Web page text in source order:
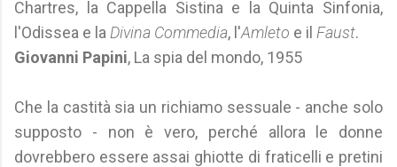
Chartres, la Cappella Sistina e la Quinta Sinfonia,
l'Odissea e la Divina Commedia, l'Amleto e il Faust.
Giovanni Papini, La spia del mondo, 1955
Che la castità sia un richiamo sessuale - anche solo
supposto - non è vero, perché allora le donne
dovrebbero essere assai ghiotte di fraticelli e pretini